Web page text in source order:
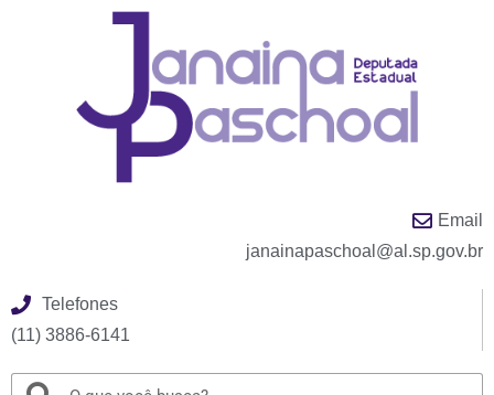
Email
janainapaschoal@al.sp.gov.br
Telefones
(11) 3886-6141